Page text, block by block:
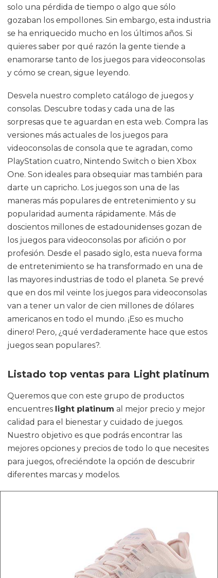
solo una pérdida de tiempo o algo que sólo
gozaban los empollones. Sin embargo, esta industria
se ha enriquecido mucho en los últimos años. Si
quieres saber por qué razón la gente tiende a
enamorarse tanto de los juegos para videoconsolas
y cómo se crean, sigue leyendo.
Desvela nuestro completo catálogo de juegos y
consolas. Descubre todas y cada una de las
sorpresas que te aguardan en esta web. Compra las
versiones más actuales de los juegos para
videoconsolas de consola que te agradan, como
PlayStation cuatro, Nintendo Switch o bien Xbox
One. Son ideales para obsequiar mas también para
darte un capricho. Los juegos son una de las
maneras más populares de entretenimiento y su
popularidad aumenta rápidamente. Más de
doscientos millones de estadounidenses gozan de
los juegos para videoconsolas por afición o por
profesión. Desde el pasado siglo, esta nueva forma
de entretenimiento se ha transformado en una de
las mayores industrias de todo el planeta. Se prevé
que en dos mil veinte los juegos para videoconsolas
van a tener un valor de cien millones de dólares
americanos en todo el mundo. ¡Eso es mucho
dinero! Pero, ¿qué verdaderamente hace que estos
juegos sean populares?.
Listado top ventas para Light platinum
Queremos que con este grupo de productos
encuentres light platinum al mejor precio y mejor
calidad para el bienestar y cuidado de juegos.
Nuestro objetivo es que podrás encontrar las
mejores opciones y precios de todo lo que necesites
para juegos, ofreciéndote la opción de descubrir
diferentes marcas y modelos.